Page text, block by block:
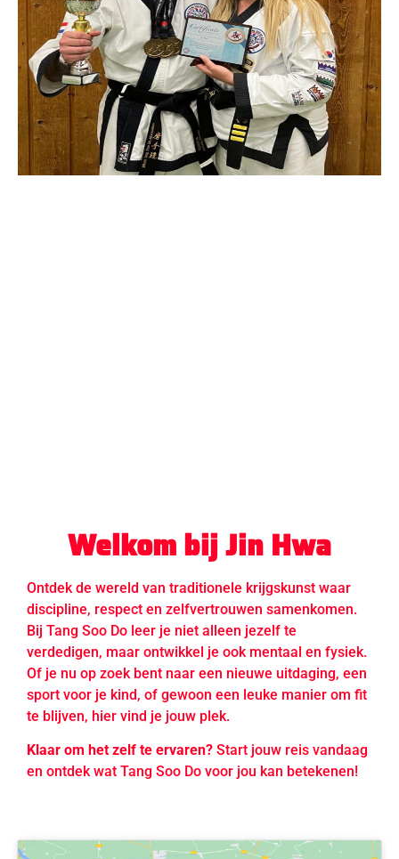
Welkom bij Jin Hwa
Ontdek de wereld van traditionele krijgskunst waar
discipline, respect en zelfvertrouwen samenkomen.
Bij Tang Soo Do leer je niet alleen jezelf te
verdedigen, maar ontwikkel je ook mentaal en fysiek.
Of je nu op zoek bent naar een nieuwe uitdaging, een
sport voor je kind, of gewoon een leuke manier om fit
te blijven, hier vind je jouw plek.
Klaar om het zelf te ervaren? Start jouw reis vandaag
en ontdek wat Tang Soo Do voor jou kan betekenen!